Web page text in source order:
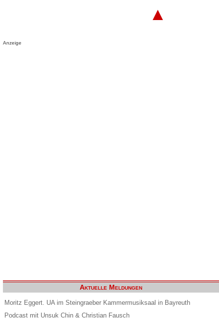
▲
Anzeige
Aktuelle Meldungen
Moritz Eggert. UA im Steingraeber Kammermusiksaal in Bayreuth
Podcast mit Unsuk Chin & Christian Fausch